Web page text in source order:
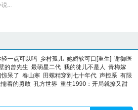
...
轻一点可以吗 乡村孤儿 她娇软可口[重生] 谢御医
的曾先生 最萌星二代 我的徒儿不是人 青梅嫁
呆了 春山寒 田螺精穿到七十年代 声控系 有限
着的勇敢 孔方世界 重生1990：开局就撩又甜